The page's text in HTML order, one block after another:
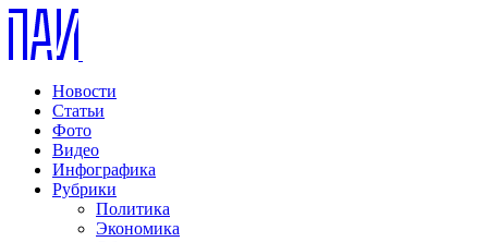
Новости
Статьи
Фото
Видео
Инфографика
Рубрики
Политика
Экономика